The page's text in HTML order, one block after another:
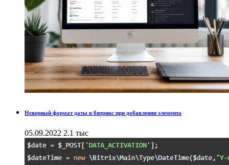
Неверный формат даты в битрикс при добавлении элемента
05.09.2022 2.1 тыс